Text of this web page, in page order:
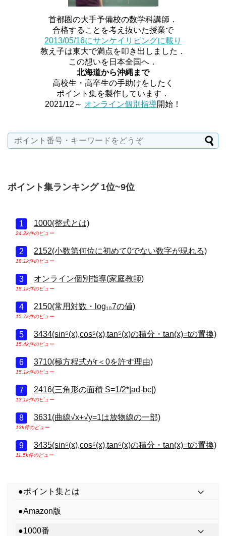
首都圏の大手予備校の数学科講師．
合格することを考え抜いた授業で
2013/05/16にサンケイリビングに載り
教え子は東大で満点を叩き出しました．
この想いを日本全国へ．
北海道から沖縄まで
高校生・高卒生の手助けをしたく
ポイント集を製作しています．
2021/12～ オンライン個別指導開始！
ポイント集ランキング 1位~9位
1000(整式とは)
24.2k件のビュー
2152(小数第何位に初めて0でない数字が現れる)
18.1k件のビュー
オンライン個別指導(家庭教師)
18.1k件のビュー
2150(常用対数・log₁₀7の値)
15.7k件のビュー
3434(sin⁵(x),cos⁵(x),tan⁵(x)の積分・tan(x)=tの置換)
15.4k件のビュー
3710(極方程式がr＜0を許す理由)
15.1k件のビュー
2416(三角形の面積 S=1/2*|ad-bc|)
13.1k件のビュー
3631(曲線√x+√y=1は放物線の一部)
13k件のビュー
3435(sin⁶(x),cos⁶(x),tan⁶(x)の積分・tan(x)=tの置換)
11.5k件のビュー
●ポイント集とは
●Amazon版
●1000番